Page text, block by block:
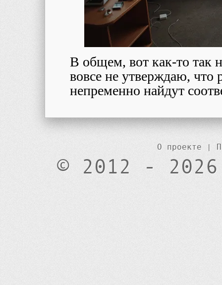
В общем, вот как-то так
вовсе не утверждаю, что
непременно найдут
О проекте |
© 2012 -